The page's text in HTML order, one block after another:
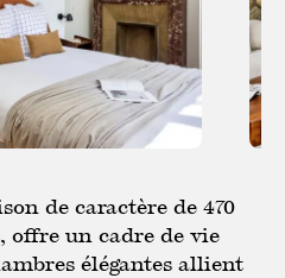
de caractère de 470
offre un cadre de vie
élégantes allient